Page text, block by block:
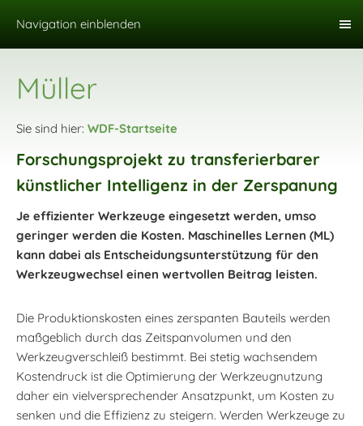
Navigation einblenden
Müller
Sie sind hier: WDF-Startseite
Forschungsprojekt zu transferierbarer
künstlicher Intelligenz in der Zerspanung
Je effizienter Werkzeuge eingesetzt werden, umso
geringer werden die Kosten. Maschinelles Lernen (ML)
kann dabei als Entscheidungsunterstützung für den
Werkzeugwechsel einen wertvollen Beitrag leisten.
Die Produktionskosten eines zerspanten Bauteils werden
maßgeblich durch das Zeitspanvolumen und den
Werkzeugverschleiß bestimmt. Bei stetig wachsendem
Kostendruck ist die Optimierung der Werkzeugnutzung
daher ein vielversprechender Ansatzpunkt, um Kosten zu
senken und die Effizienz zu steigern. Werden Werkzeuge zu